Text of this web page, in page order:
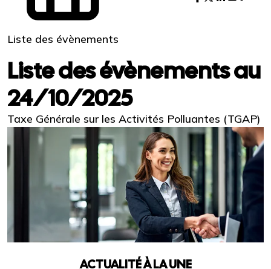
Liste des évènements
Liste des évènements au
24/10/2025
Taxe Générale sur les Activités Polluantes (TGAP)
ACTUALITÉ À LA UNE